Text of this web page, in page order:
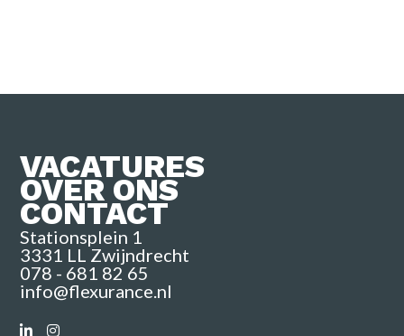
VACATURES
OVER ONS
CONTACT
Stationsplein 1
3331 LL Zwijndrecht
078 - 681 82 65
info@flexurance.nl